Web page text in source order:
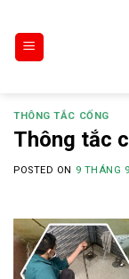
content
THÔNG TẮC CỐNG
Thông tắc
POSTED ON 9 THÁNG